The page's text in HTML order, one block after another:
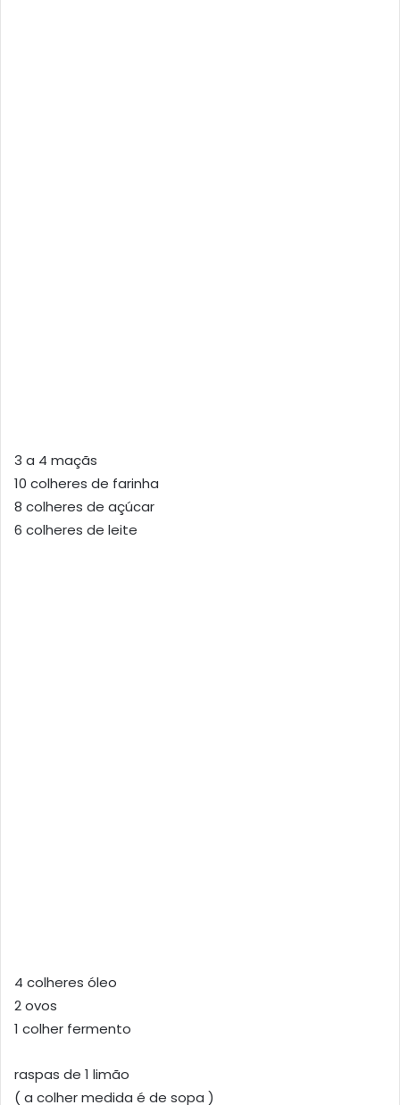
3 a 4 maçãs
10 colheres de farinha
8 colheres de açúcar
6 colheres de leite
4 colheres óleo
2 ovos
1 colher fermento
raspas de 1 limão
( a colher medida é de sopa )